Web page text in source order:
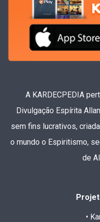
A KARDECPEDIA
Divulgação Espírita
sem fins lucrativos,
o mundo o Espiritismo,
de
•